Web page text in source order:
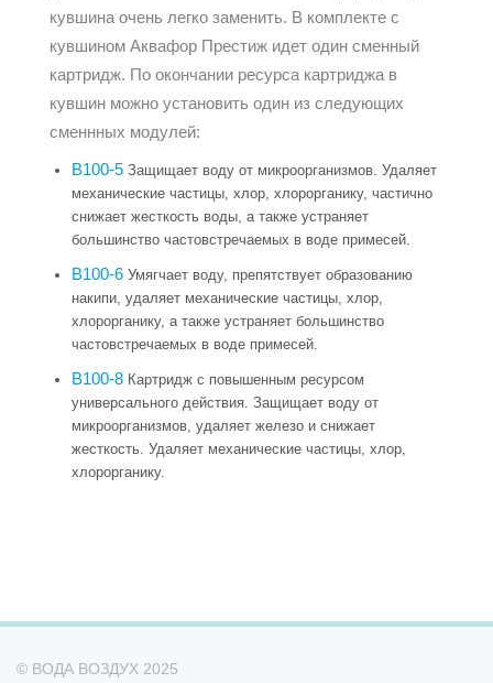
кувшина очень легко заменить. В комплекте с
кувшином Аквафор Престиж идет один сменный
картридж. По окончании ресурса картриджа в
кувшин можно установить один из следующих
сменнных модулей:
В100-5 Защищает воду от микроорганизмов. Удаляет
механические частицы, хлор, хлорорганику, частично
снижает жесткость воды, а также устраняет
большинство частовстречаемых в воде примесей.
В100-6 Умягчает воду, препятствует образованию
накипи, удаляет механические частицы, хлор,
хлорорганику, а также устраняет большинство
частовстречаемых в воде примесей.
В100-8 Картридж с повышенным ресурсом
универсального действия. Защищает воду от
микроорганизмов, удаляет железо и снижает
жесткость. Удаляет механические частицы, хлор,
хлорорганику.
© ВОДА ВОЗДУХ 2025